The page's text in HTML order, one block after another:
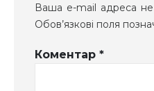
Ваша e-mail адреса
Обов’язкові поля
Коментар *